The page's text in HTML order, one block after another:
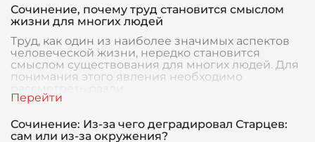
Сочинение, почему труд становится смыслом
жизни для многих людей
Труд, как один из наиболее значимых аспектов
человеческой жизни, нередко становится
смыслом существования для многих людей. Для
понимания этого явления необходимо
Сочинение: Из-за чего деградировал Старцев:
сам или из-за окружения?